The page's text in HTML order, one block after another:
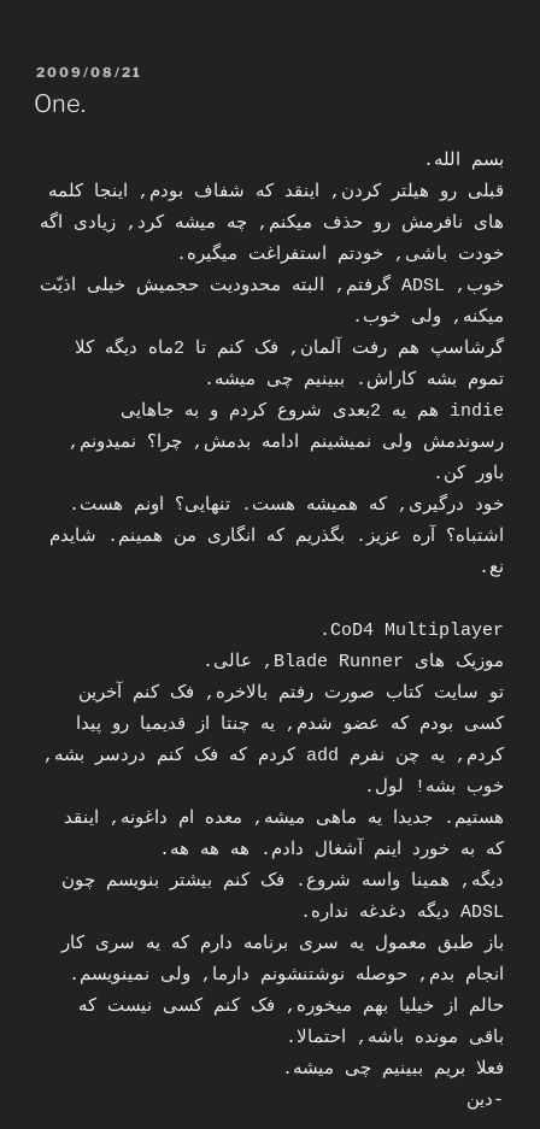
POSTED
ON
2009/08/21
One.
بسم الله.
قبلی رو هیلتر کردن, اینقد که شفاف بودم, اینجا کلمه
های نافرمش رو حذف میکنم, چه میشه کرد, زیادی اگه
خودت باشی, خودتم استفراغت میگیره.
خوب, ADSL گرفتم, البته محدودیت حجمیش خیلی اذیّت
میکنه, ولی خوب.
گرشاسپ هم رفت آلمان, فک کنم تا 2ماه دیگه کلا
تموم بشه کاراش. ببینیم چی میشه.
indie هم یه 2بعدی شروع کردم و به جاهایی
رسوندمش ولی نمیشینم ادامه بدمش, چرا؟ نمیدونم,
باور کن.
خود درگیری, که همیشه هست. تنهایی؟ اونم هست.
اشتباه؟ آره عزیز. بگذریم که انگاری من همینم. شایدم
نع.
CoD4 Multiplayer.
موزیک های Blade Runner, عالی.
تو سایت کتاب صورت رفتم بالاخره, فک کنم آخرین
کسی بودم که عضو شدم, یه چنتا از قدیمیا رو پیدا
کردم, یه چن نفرم add کردم که فک کنم دردسر بشه,
خوب بشه! لول.
هستیم. جدیدا یه ماهی میشه, معده ام داغونه, اینقد
که به خورد اینم آشغال دادم. هه هه هه.
دیگه, همینا واسه شروع. فک کنم بیشتر بنویسم چون
ADSL دیگه دغدغه نداره.
باز طبق معمول یه سری برنامه دارم که یه سری کار
انجام بدم, حوصله نوشتنشونم دارما, ولی نمینویسم.
حالم از خیلیا بهم میخوره, فک کنم کسی نیست که
باقی مونده باشه, احتمالا.
فعلا بریم ببینیم چی میشه.
-دین